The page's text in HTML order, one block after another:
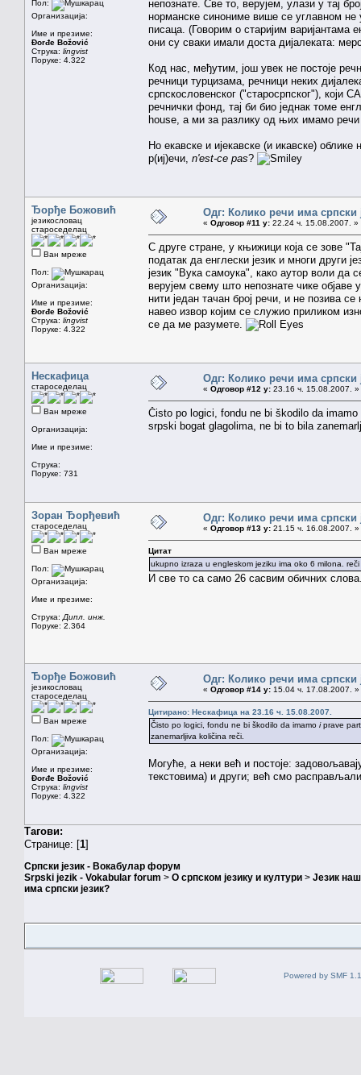
Пол:
Организација:
Име и презиме:
Đorđe Božović
Струка: lingvist
Поруке: 4.322
непознате. Све то, верујем, улази у тај
норманске синониме више се углавном не
писаца. (Говорим о старијим варијантама
они су сваки имали доста дијалеката:
Код нас, међутим, још увек не постоје
речници турцизама, речници неких
српскословенског ("старосрпског"), који
речнички фонд, тај би био једнак томе
house, а ми за разлику од њих имамо
Но екавске и ијекавске (и икавске)
р(иј)ечи, n'est-ce pas?
Ђорђе Божовић
језикословац
староседелац
Ван мреже
Пол:
Организација:
Име и презиме:
Đorđe Božović
Струка: lingvist
Поруке: 4.322
Одг: Колико речи има српски
« Одговор #11 у: 22.24 ч. 15.08.2007. »
С друге стране, у књижици која се зове
податак да енглески језик и многи други
језик "Вука самоука", како аутор воли да
верујем свему што непознате чике
нити један тачан број речи, и не позива
навео извор којим се служио приликом
се да ме разумете.
Нескафица
староседелац
Ван мреже
Организација:
Име и презиме:
Струка:
Поруке: 731
Одг: Колико речи има српски
« Одговор #12 у: 23.16 ч. 15.08.2007. »
Čisto po logici, fondu ne bi škodilo da imamo
srpski bogat glagolima, ne bi to bila
Зоран Ђорђевић
староседелац
Ван мреже
Пол:
Организација:
Име и презиме:
Струка: Дипл. инж.
Поруке: 2.364
Одг: Колико речи има српски
« Одговор #13 у: 21.15 ч. 16.08.2007. »
Цитат
ukupno izraza u engleskom jeziku ima oko 6 milona.
И све то са само 26 сасвим обичних
Ђорђе Божовић
језикословац
староседелац
Ван мреже
Пол:
Организација:
Име и презиме:
Đorđe Božović
Струка: lingvist
Поруке: 4.322
Одг: Колико речи има српски
« Одговор #14 у: 15.04 ч. 17.08.2007. »
Цитирано: Нескафица на 23.16 ч. 15.08.2007.
Čisto po logici, fondu ne bi škodilo da imamo iprave
zanemarljiva količina reči.
Могуће, а неки већ и постоје:
текстовима) и други; већ смо
Тагови:
Странице: [1]
Српски језик - Вокабулар форум
Srpski jezik - Vokabular forum > О српском језику и култури > Језик
има српски језик?
Powered by SMF